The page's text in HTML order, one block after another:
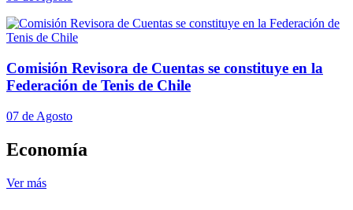
Comisión Revisora de Cuentas se constituye en la
Federación de Tenis de Chile
07 de Agosto
Economía
Ver más